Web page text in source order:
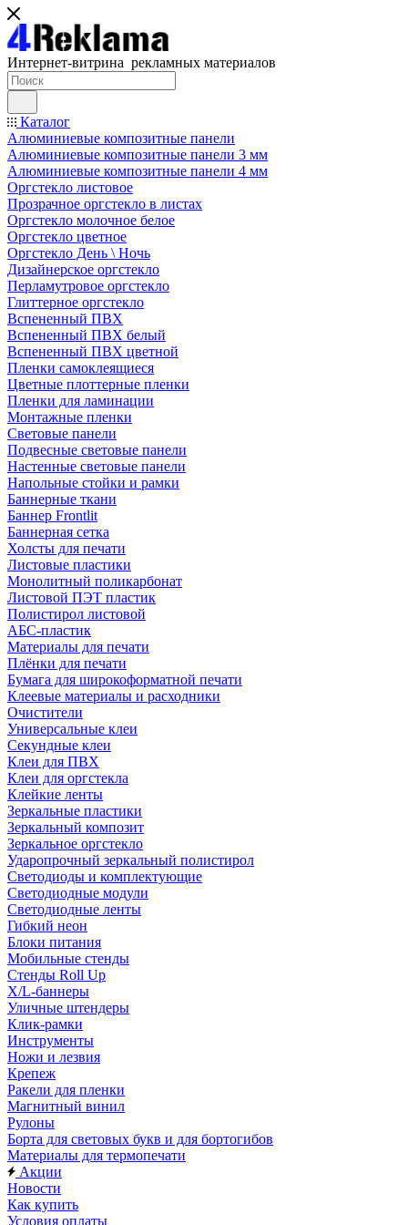
Интернет-витрина рекламных материалов
Каталог
Алюминиевые композитные панели
Алюминиевые композитные панели 3 мм
Алюминиевые композитные панели 4 мм
Оргстекло листовое
Прозрачное оргстекло в листах
Оргстекло молочное белое
Оргстекло цветное
Оргстекло День \ Ночь
Дизайнерское оргстекло
Перламутровое оргстекло
Глиттерное оргстекло
Вспененный ПВХ
Вспененный ПВХ белый
Вспененный ПВХ цветной
Пленки самоклеящиеся
Цветные плоттерные пленки
Пленки для ламинации
Монтажные пленки
Световые панели
Подвесные световые панели
Настенные световые панели
Напольные стойки и рамки
Баннерные ткани
Баннер Frontlit
Баннерная сетка
Холсты для печати
Листовые пластики
Монолитный поликарбонат
Листовой ПЭТ пластик
Полистирол листовой
АБС-пластик
Материалы для печати
Плёнки для печати
Бумага для широкоформатной печати
Клеевые материалы и расходники
Очистители
Универсальные клеи
Секундные клеи
Клеи для ПВХ
Клеи для оргстекла
Клейкие ленты
Зеркальные пластики
Зеркальный композит
Зеркальное оргстекло
Ударопрочный зеркальный полистирол
Светодиоды и комплектующие
Светодиодные модули
Светодиодные ленты
Гибкий неон
Блоки питания
Мобильные стенды
Стенды Roll Up
X/L-баннеры
Уличные штендеры
Клик-рамки
Инструменты
Ножи и лезвия
Крепеж
Ракели для пленки
Магнитный винил
Рулоны
Борта для световых букв и для бортогибов
Материалы для термопечати
Акции
Новости
Как купить
Условия оплаты